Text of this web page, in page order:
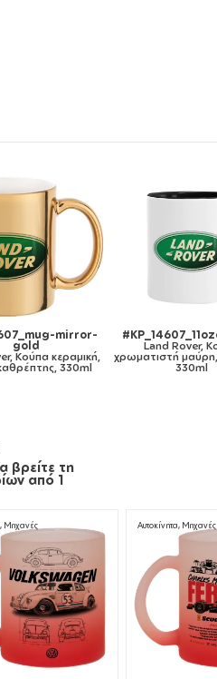
#KP_14607_11ozcBLACK
Land Rover, Κούπα
χρωματιστή μαύρη, κεραμική,
330ml
τη
από 1
Μηχανές Αυτοκίνητα, Μηχανές